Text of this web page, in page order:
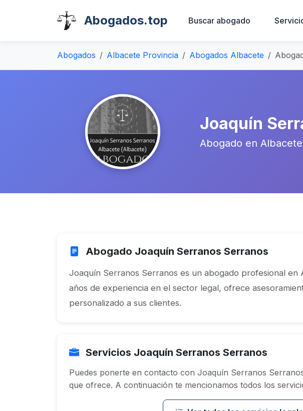
Abogados.top Buscar abogado
Abogados Albacete Provincia Abogados Albacete
Joaquín
Abogado en Albacete
Abogado Joaquín Serranos Serranos
Joaquín Serranos Serranos es un abogado profesional en
años de experiencia en el sector legal, ofrece
personalizado a sus clientes.
Servicios Joaquín Serranos Serranos
Puedes ponerte en contacto con Joaquín Serranos
que ofrece. A continuación te mencionamos todos los